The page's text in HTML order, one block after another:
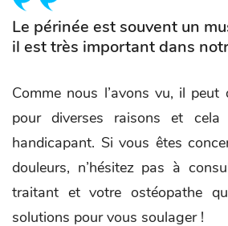
Le périnée est souvent un
il est très important dans
Comme nous l’avons vu, il peut
pour diverses raisons et
handicapant. Si vous êtes
douleurs, n’hésitez pas à
traitant et votre ostéopathe
solutions pour vous soulager !